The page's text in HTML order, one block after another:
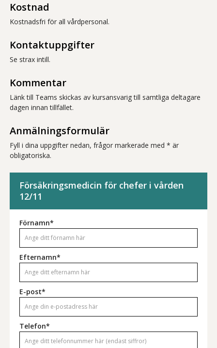
Kostnad
Kostnadsfri för all vårdpersonal.
Kontaktuppgifter
Se strax intill.
Kommentar
Länk till Teams skickas av kursansvarig till samtliga deltagare
dagen innan tillfället.
Anmälningsformulär
Fyll i dina uppgifter nedan, frågor markerade med * är
obligatoriska.
Försäkringsmedicin för chefer i vården
12/11
Förnamn*
Efternamn*
E-post*
Telefon*